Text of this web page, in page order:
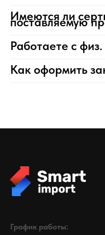
Имеются ли
поставляемую
Работаете с
Как оформить
График работы: